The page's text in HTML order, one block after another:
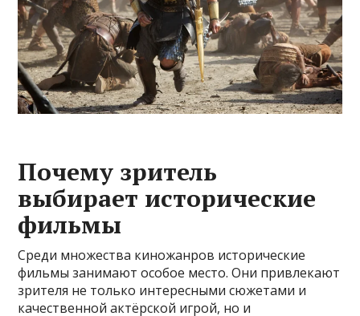
Почему зритель
выбирает исторические
фильмы
Среди множества киножанров исторические
фильмы занимают особое место. Они привлекают
зрителя не только интересными сюжетами и
качественной актёрской игрой, но и